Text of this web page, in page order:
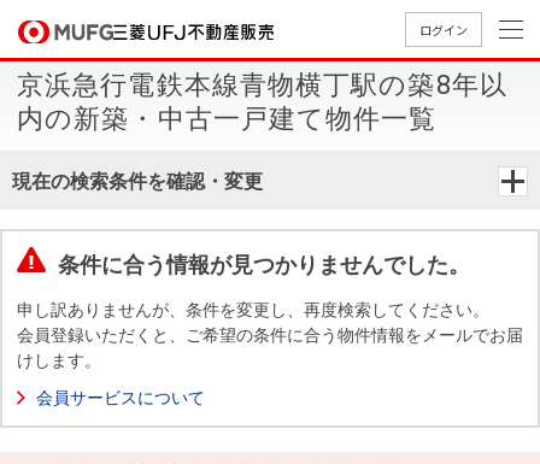
ログイン
買いたいTOP
中古
マン
築・
売りたいTOP
無
料
却
店舗案内TOP
店舗のご
案内（首
案内（名
案内（関
会社情報TOP
ごあいさ
つ
要
Way
採用情報TOP
新卒採用
情報
採用情報
買いたい
売りたい
店舗案内
会社情報
採用情報
京浜急行電鉄本線青物横丁駅の築8年以
内の新築・中古一戸建て物件一覧
現在の検索条件を確認・変更
条件に合う情報が見つかりませんでした。
申し訳ありませんが、条件を変更し、再度検索してください。
会員登録いただくと、ご希望の条件に合う物件情報をメールでお届
けします。
会員サービスについて